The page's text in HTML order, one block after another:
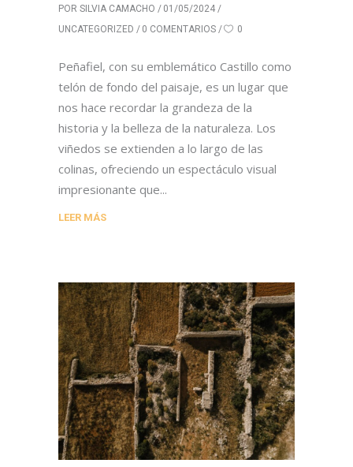
POR SILVIA CAMACHO
01/05/2024
UNCATEGORIZED
0 COMENTARIOS 0
Peñafiel, con su emblemático Castillo como
telón de fondo del paisaje, es un lugar que
nos hace recordar la grandeza de la
historia y la belleza de la naturaleza. Los
viñedos se extienden a lo largo de las
colinas, ofreciendo un espectáculo visual
impresionante que
LEER MÁS